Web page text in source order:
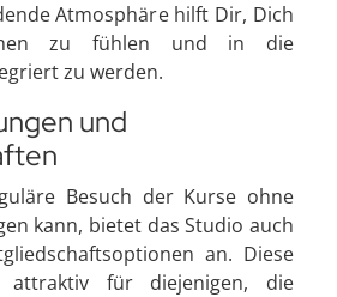
Atmosphäre hilft Dir, Dich
zu fühlen und in die
zu werden.
und
Besuch der Kurse ohne
kann, bietet das Studio auch
an. Diese
attraktiv für diejenigen, die